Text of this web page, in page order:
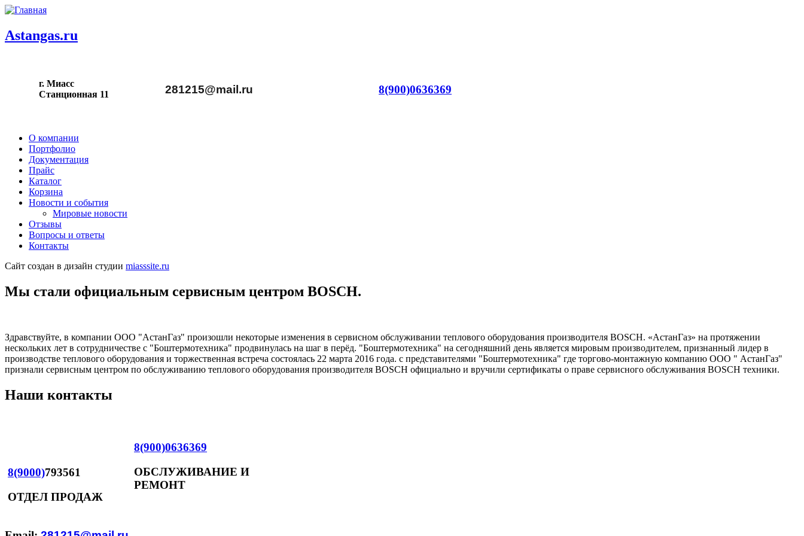
Astangas.ru
г. Миасс
Станционная 11 281215@mail.ru 8(900)0636369
О компании
Портфолио
Документация
Прайс
Каталог
Корзина
Новости и события
Мировые новости
Отзывы
Вопросы и ответы
Контакты
Сайт создан в дизайн студии miasssite.ru
Мы стали официальным сервисным центром BOSCH.
Здравствуйте, в компании ООО "АстанГаз" произошли некоторые изменения в сервисном обслуживании теплового оборудования производителя BOSCH. «АстанГаз» на протяжении
нескольких лет в сотрудничестве с "Боштермотехника" продвинулась на шаг в перёд. "Боштермотехника" на сегодняшний день является мировым производителем, признанный лидер в
производстве теплового оборудования и торжественная встреча состоялась 22 марта 2016 года. с представителями "Боштермотехника" где торгово-монтажную компанию ООО " АстанГаз"
признали сервисным центром по обслуживанию теплового оборудования производителя BOSCH официально и вручили сертификаты о праве сервисного обслуживания BOSCH техники.
Наши контакты
8(9000)793561
ОТДЕЛ ПРОДАЖ
8(900)0636369
ОБСЛУЖИВАНИЕ И
РЕМОНТ